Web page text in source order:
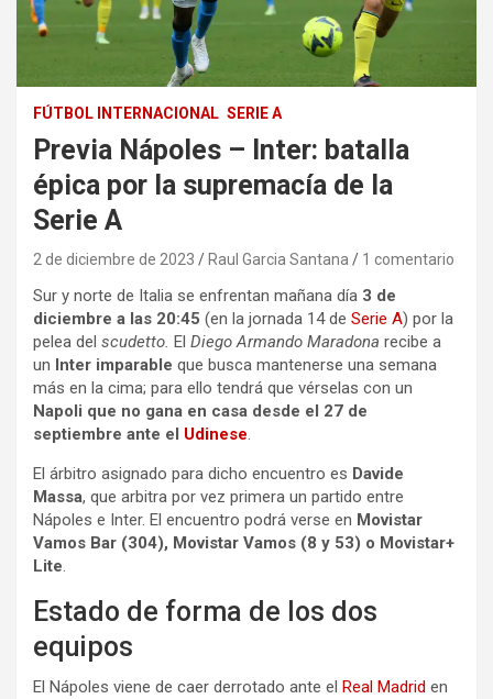
FÚTBOL INTERNACIONAL SERIE A
Previa Nápoles – Inter: batalla
épica por la supremacía de la
Serie A
2 de diciembre de 2023 Raul Garcia Santana 1 comentario
Sur y norte de Italia se enfrentan mañana día 3 de
diciembre a las 20:45 (en la jornada 14 de Serie A) por la
pelea del scudetto. El Diego Armando Maradona recibe a
un Inter imparable que busca mantenerse una semana
más en la cima; para ello tendrá que vérselas con un
Napoli que no gana en casa desde el 27 de
septiembre ante el Udinese.
El árbitro asignado para dicho encuentro es Davide
Massa, que arbitra por vez primera un partido entre
Nápoles e Inter. El encuentro podrá verse en Movistar
Vamos Bar (304), Movistar Vamos (8 y 53) o Movistar+
Lite.
Estado de forma de los dos
equipos
El Nápoles viene de caer derrotado ante el Real Madrid en